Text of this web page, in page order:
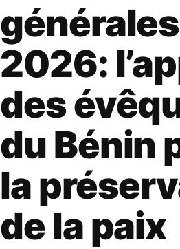
2026:
des
du Bénin
la
de la paix